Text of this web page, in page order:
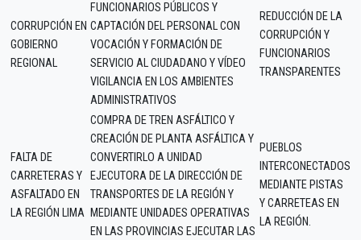
CORRUPCIÓN EN
GOBIERNO
REGIONAL
FUNCIONARIOS PÚBLICOS Y
CAPTACIÓN DEL PERSONAL CON
VOCACIÓN Y FORMACIÓN DE
SERVICIO AL CIUDADANO Y VÍDEO
VIGILANCIA EN LOS AMBIENTES
ADMINISTRATIVOS
REDUCCIÓN DE LA
CORRUPCIÓN Y
FUNCIONARIOS
TRANSPARENTES
FALTA DE
CARRETERAS Y
ASFALTADO EN
LA REGIÓN LIMA
COMPRA DE TREN ASFÁLTICO Y
CREACIÓN DE PLANTA ASFÁLTICA Y
CONVERTIRLO A UNIDAD
EJECUTORA DE LA DIRECCIÓN DE
TRANSPORTES DE LA REGIÓN Y
MEDIANTE UNIDADES OPERATIVAS
EN LAS PROVINCIAS EJECUTAR LAS
PUEBLOS
INTERCONECTADOS
MEDIANTE PISTAS
Y CARRETEAS EN
LA REGIÓN.